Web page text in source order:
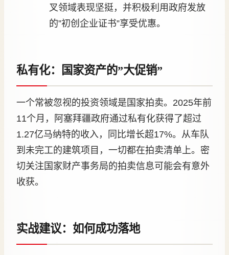
叉领域表现坚挺，并积极利用政府发放
的”初创企业证书”享受优惠。
私有化：国家资产的”大促销”
一个常被忽视的投资领域是国家拍卖。2025年前
11个月，阿塞拜疆政府通过私有化获得了超过
1.27亿马纳特的收入，同比增长超17%。从车队
到未完工的建筑项目，一切都在拍卖清单上。密
切关注国家财产事务局的拍卖信息可能会有意外
收获。
实战建议：如何成功落地